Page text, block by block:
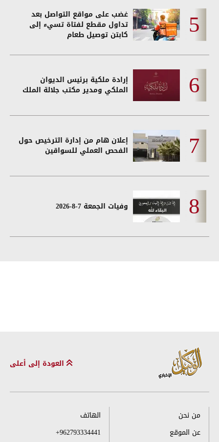
غضب على مواقع التواصل بعد
تداول مقطع لفتاة تسيء إلى
كابتن توصيل طعام
إرادة ملكية برئيس الديوان
الملكي ومدير مكتب جلالة الملك
إعلان هام من إدارة الترخيص حول
الفحص العملي للسواقين
وفيات الجمعة 7-8-2026
العودة إلى أعلى
من نحن
عن الموقع
الهاتف
+962793334441